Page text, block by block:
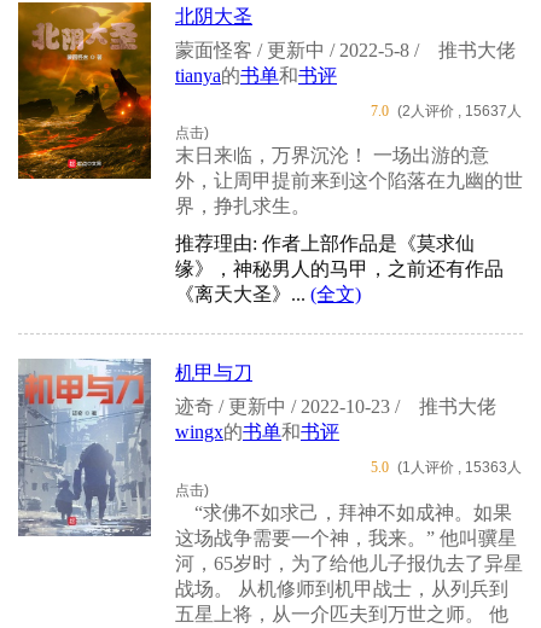
北阴大圣
蒙面怪客 / 更新中 / 2022-5-8 /
推书大佬
tianya的书单和书评
7.0 (2人评价 , 15637人
点击)
末日来临，万界沉沦！ 一场出游的意
外，让周甲提前来到这个陷落在九幽的世
界，挣扎求生。
推荐理由: 作者上部作品是《莫求仙
缘》，神秘男人的马甲，之前还有作品
《离天大圣》... (全文)
机甲与刀
迹奇 / 更新中 / 2022-10-23 /
推书大佬
wingx的书单和书评
5.0 (1人评价 , 15363人
点击)
“求佛不如求己，拜神不如成神。如果
这场战争需要一个神，我来。” 他叫骥星
河，65岁时，为了给他儿子报仇去了异星
战场。 从机修师到机甲战士，从列兵到
五星上将，从一介匹夫到万世之师。 他